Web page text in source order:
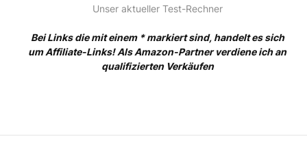
Unser aktueller Test-Rechner
Bei Links die mit einem * markiert sind, handelt es sich
um Affiliate-Links! Als Amazon-Partner verdiene ich an
qualifizierten Verkäufen